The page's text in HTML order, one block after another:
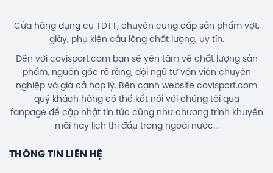
Cửa hàng dụng cụ TDTT, chuyên cung cấp sản phẩm vợt,
giày, phụ kiện cầu lông chất lượng, uy tín.
Đến với covisport.com bạn sẽ yên tâm về chất lượng sản
phẩm, nguồn gốc rõ ràng, đội ngũ tư vấn viên chuyên
nghiệp và giá cả hợp lý. Bên cạnh website covisport.com
quý khách hàng có thể kết nối với chúng tôi qua
fanpage để cập nhật tin tức cũng như chương trình khuyến
mãi hay lịch thi đấu trong ngoài nước...
THÔNG TIN LIÊN HỆ